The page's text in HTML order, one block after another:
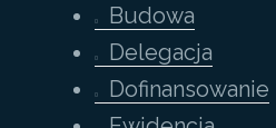
Budowa
Delegacja
Dofinansowanie